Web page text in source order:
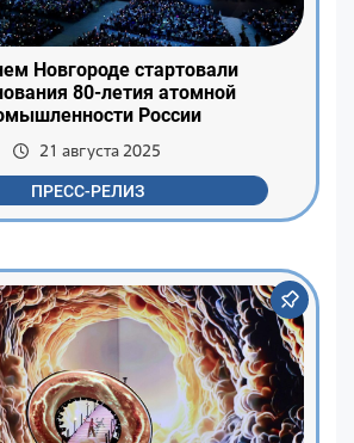
Новгороде стартовали
80-летия атомной
России
21 августа 2025
ПРЕСС-РЕЛИЗ